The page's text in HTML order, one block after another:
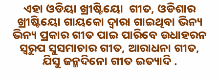
ଏହା ଓଡିୟା ଖ୍ରୀଷ୍ଟିୟୋ ଗୀତ, ଓଡିଶାର
ଖ୍ରୀଷ୍ଟିୟୋ ଗାୟକୋ ଦ୍ବାରା ଗାଇଥିବା ଭିନ୍ୟ
ଭିନ୍ୟ ପ୍ରକାର ଗୀତ ପାଇ ପାରିବେ ଉଧାହରନ
ସ୍ବରୁପ ସୁସମାଚାର ଗୀତ, ଆରାଧନା ଗୀତ,
ଯିସୁ ଜନ୍ମଦିନୋ ଗୀତ ଇତ୍ୟାଦି .